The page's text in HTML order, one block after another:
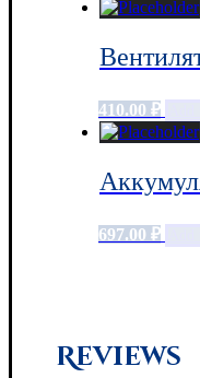
410.00 ₽
697.00 ₽
Reviews